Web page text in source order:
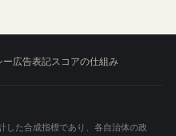
ー広告表記スコアの仕組み
した合成指標であり、各自治体の政